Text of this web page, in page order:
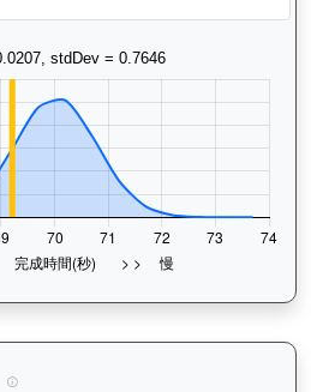
運來伍寶（J153）— 速勢末腳加速能